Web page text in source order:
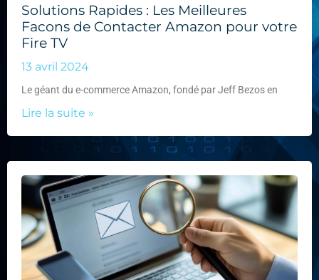
Solutions Rapides : Les Meilleures
Facons de Contacter Amazon pour votre
Fire TV
13 avril 2024
Le géant du e-commerce Amazon, fondé par Jeff Bezos en
Lire la suite »